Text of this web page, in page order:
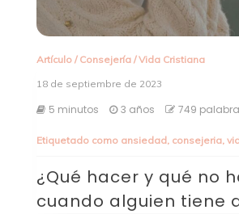
Artículo/ Consejería/Vida Cristiana
18 de septiembre de 2023
5 minutos 3 años 749
Etiquetado como ansiedad, consejeria,
¿Qué hacer y qué no
cuando alguien tiene